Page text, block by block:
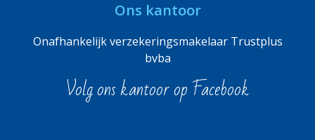
Ons kantoor
Onafhankelijk verzekeringsmakelaar Trustplus
bvba
Volg ons kantoor op Facebook